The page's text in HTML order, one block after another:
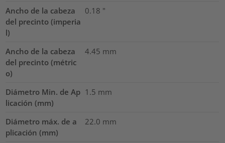
Ancho de la cabeza
del precinto (imperia
l)
0.18 "
Ancho de la cabeza
del precinto (métric
o)
4.45 mm
Diámetro Min. de Ap
licación (mm)
1.5 mm
Diámetro máx. de a
plicación (mm)
22.0 mm